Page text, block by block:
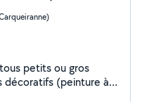
ENDUIT,
CADRES-
petits ou gros
décoratifs (peinture à